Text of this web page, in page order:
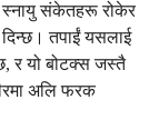
स्नायु संकेतहरू रोकेर
तपाईं यसलाई
र यो बोटक्स जस्तै
अलि फरक